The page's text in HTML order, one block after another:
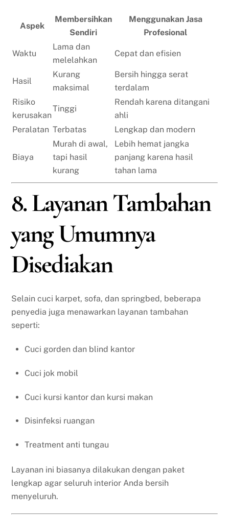
Aspek
Membersihkan
Sendiri
Menggunakan Jasa
Profesional
Waktu
Lama dan
melelahkan
Cepat dan efisien
Hasil
Kurang
maksimal
Bersih hingga serat
terdalam
Risiko
kerusakan
Tinggi
Rendah karena ditangani
ahli
Peralatan Terbatas Lengkap dan modern
Biaya
Murah di awal,
tapi hasil
kurang
Lebih hemat jangka
panjang karena hasil
tahan lama
8. Layanan Tambahan
yang Umumnya
Disediakan
Selain cuci karpet, sofa, dan springbed, beberapa
penyedia juga menawarkan layanan tambahan
seperti:
Cuci gorden dan blind kantor
Cuci jok mobil
Cuci kursi kantor dan kursi makan
Disinfeksi ruangan
Treatment anti tungau
Layanan ini biasanya dilakukan dengan paket
lengkap agar seluruh interior Anda bersih
menyeluruh.